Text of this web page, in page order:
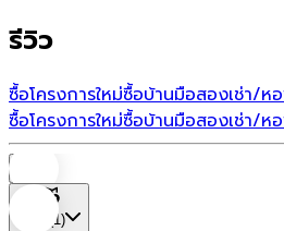
รีวิว
ซื้อโครงการใหม่ซื้อบ้านมือสองเช่า/ห
ซื้อโครงการใหม่ซื้อบ้านมือสองเช่า/ห
(1)